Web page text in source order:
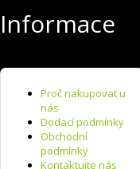
Informace
Proč nakupovat u
nás
Dodací podmínky
Obchodní
podmínky
Kontaktujte nás